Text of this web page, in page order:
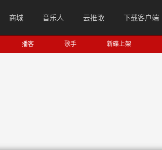
商城 音乐人 云推歌 下载客户端
播客 歌手 新碟上架